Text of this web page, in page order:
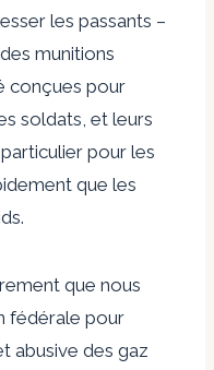
les passants –
munitions
conçues pour
soldats, et leurs
pour les
que les
que nous
fédérale pour
abusive des gaz